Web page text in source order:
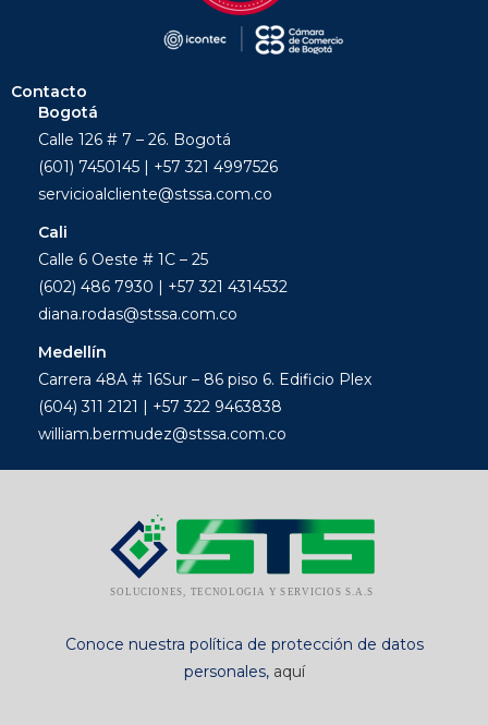
Contacto
Bogotá
Calle 126 # 7 – 26. Bogotá
(601) 7450145 | +57 321 4997526
servicioalcliente@stssa.com.co
Cali
Calle 6 Oeste # 1C – 25
(602) 486 7930 | +57 321 4314532
diana.rodas@stssa.com.co
Medellín
Carrera 48A # 16Sur – 86 piso 6. Edificio Plex
(604) 311 2121 | +57 322 9463838
william.bermudez@stssa.com.co
Conoce nuestra política de protección de datos
personales, aquí